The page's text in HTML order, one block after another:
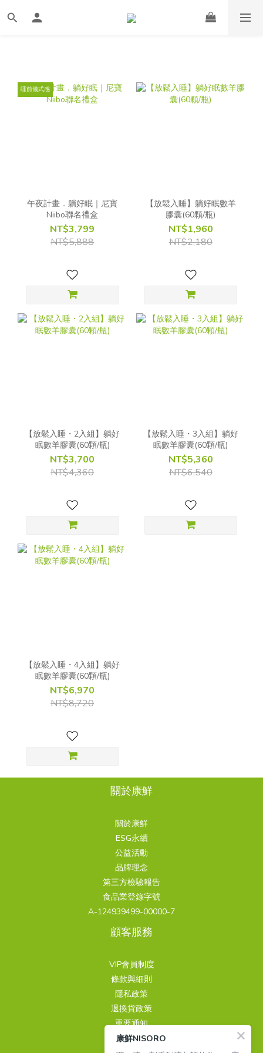
睡前儀式感
午夜計畫．躺好眠｜尼寶
Niibo聯名禮盒
NT$3,799
NT$5,888
【放鬆入睡】躺好眠數羊
膠囊(60顆/瓶)
NT$1,960
NT$2,180
【放鬆入睡・2入組】躺好
眠數羊膠囊(60顆/瓶)
NT$3,700
NT$4,360
【放鬆入睡・3入組】躺好
眠數羊膠囊(60顆/瓶)
NT$5,360
NT$6,540
【放鬆入睡・4入組】躺好
眠數羊膠囊(60顆/瓶)
NT$6,970
NT$8,720
關於康鮮
關於康鮮
ESG永續
公益活動
品牌理念
第三方檢驗報告
食品業登錄字號
A-124939499-00000-7
顧客服務
VIP會員制度
條款與細則
隱私政策
退換貨政策
重要通知
聯繫我們
康鮮NISORO